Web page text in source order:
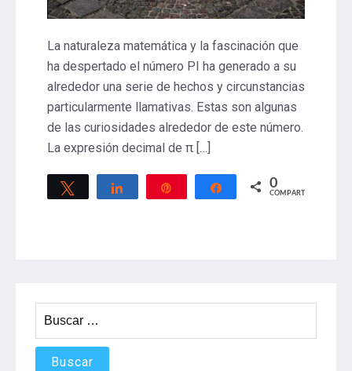
La naturaleza matemática y la fascinación que
ha despertado el número PI ha generado a su
alrededor una serie de hechos y circunstancias
particularmente llamativas. Estas son algunas
de las curiosidades alrededor de este número.
La expresión decimal de π […]
Twittear Compartir Compartir
0
COMPARTIR
Buscar: